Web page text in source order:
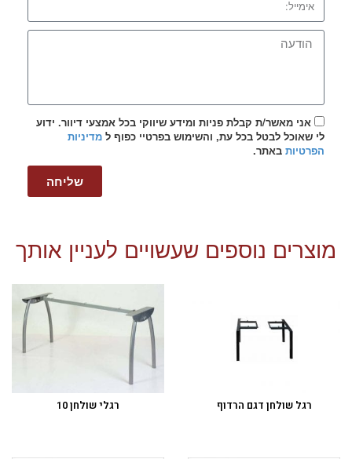
אני מאשר/ת קבלת פניות ומידע שיווקי בכל אמצעי דיוור. ידוע
לי שאוכל לבטל בכל עת, והשימוש בפרטיי כפוף ל מדיניות
הפרטיות באתר.
שליחה
מוצרים נוספים שעשויים לעניין אותך
רגל שולחן דגם הרדוף רגלי שולחן 10